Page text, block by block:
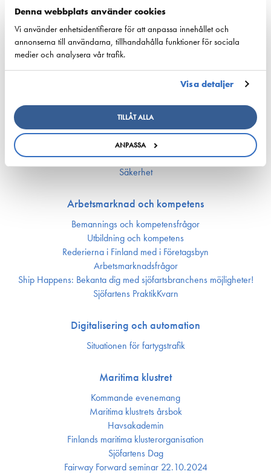
Denna webbplats använder cookies
Vi använder enhetsidentifierare för att anpassa innehållet och
annonserna till användarna, tillhandahålla funktioner för sociala
medier och analysera vår trafik.
Visa detaljer
TILLÅT ALLA
ANPASSA
Konkurrenskraft
Ansvarsfullhet
Försörjnings­beredskap
Miljön och klimat
Säkerhet
Arbetsmarknad och kompetens
Bemannings och kompetens­frågor
Utbildning och kompetens
Rederierna i Finland med i Företagsbyn
Arbetsmarknadsfrågor
Ship Happens: Bekanta dig med sjöfartsbranchens möjligheter!
Sjöfartens PraktikKvarn
Digitalisering och automation
Situationen för fartygstrafik
Maritima klustret
Kommande evenemang
Maritima klustrets årsbok
Havsakademin
Finlands maritima kluster­organisation
Sjöfartens Dag
Fairway Forward seminar 22.10.2024